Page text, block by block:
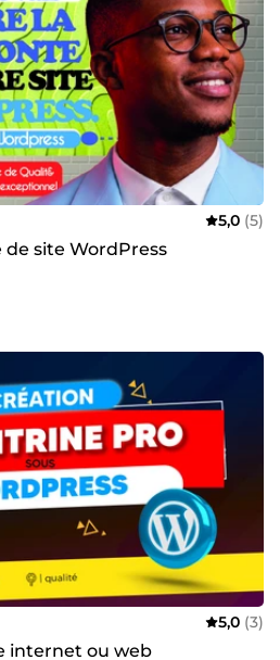
5,0 (5)
de site WordPress
5,0 (3)
internet ou web